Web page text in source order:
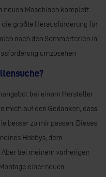
neuen Maschinen komplett
größte Herausforderung für
nach den Sommerferien in
umzusehen
bei einem Hersteller
mich auf den Gedanken, dass
besser zu mir passen. Dieses
Hobbys, dem
bei meinem vorherigen
einer neuen